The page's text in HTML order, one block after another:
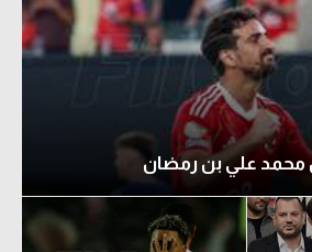
محمد علي بن رمضان